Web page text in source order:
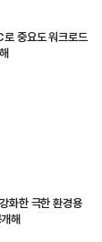
중요도 워크로드
화한 극한 환경용
해